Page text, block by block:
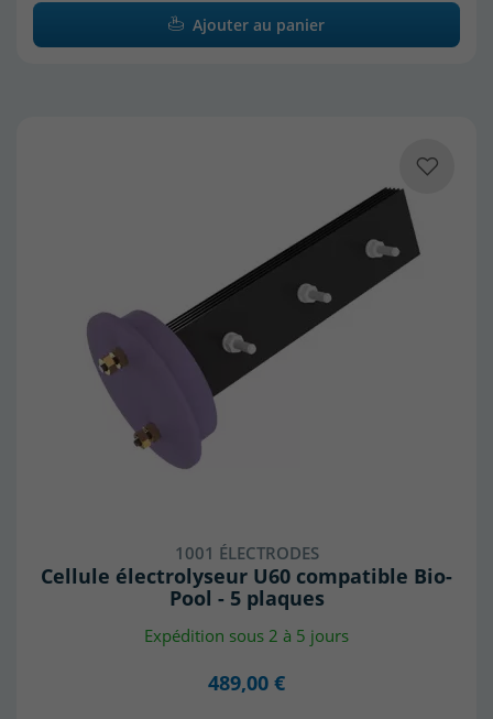
Ajouter au panier
1001 ÉLECTRODES
Cellule électrolyseur U60 compatible Bio-
Pool - 5 plaques
Expédition sous 2 à 5 jours
489,00 €